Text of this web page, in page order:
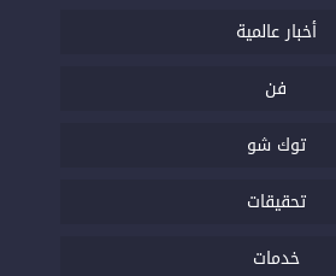
أخبار عالمية
فن
توك شو
تحقيقات
خدمات